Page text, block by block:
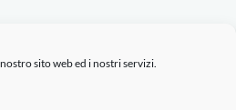
sito web ed i nostri servizi.